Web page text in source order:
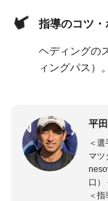
指導のコツ・
ヘディングの
ィングパス）。
平
＜選
マ
口）
＜指